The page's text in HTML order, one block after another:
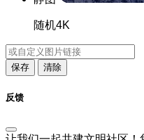
随机4K
保存 清除
反馈